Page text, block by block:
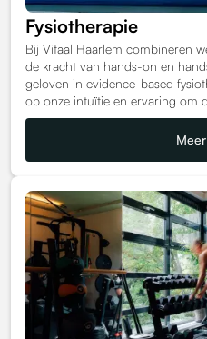
Fysiotherapie
Bij Vitaal Haarlem combineren
de kracht van hands-on en
geloven in evidence-based
op onze intuïtie en ervaring om